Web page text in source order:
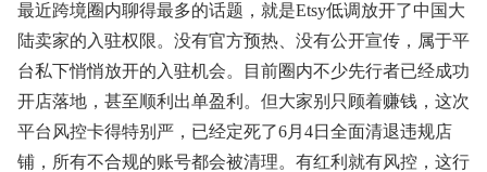
最近跨境圈内聊得最多的话题，就是Etsy低调放开了中国大
陆卖家的入驻权限。没有官方预热、没有公开宣传，属于平
台私下悄悄放开的入驻机会。目前圈内不少先行者已经成功
开店落地，甚至顺利出单盈利。但大家别只顾着赚钱，这次
平台风控卡得特别严，已经定死了6月4日全面清退违规店
铺，所有不合规的账号都会被清理。有红利就有风控，这行